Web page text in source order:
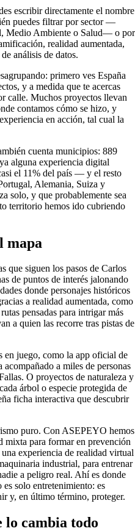
escribir directamente el nombre
puedes filtrar por sector —
Medio Ambiente o Salud— o por
realidad aumentada,
análisis de datos.
primero ves España
y a medida que te acercas
calle. Muchos proyectos llevan
contamos cómo se hizo, y
en acción, tal cual la
cuenta municipios: 889
alguna experiencia digital
el 11% del país — y el resto
Alemania, Suiza y
solo, y que probablemente sea
territorio hemos ido cubriendo
mapa
que siguen los pasos de Carlos
de puntos de interés jalonando
donde personajes históricos
a realidad aumentada, como
pensadas para intrigar más
a quien las recorre tras pistas de
en juego, como la app oficial de
a miles de personas
O proyectos de naturaleza y
árbol o especie protegida de
ficha interactiva que descubrir
puro. Con ASEPEYO hemos
mixta para formar en prevención
experiencia de realidad virtual
industrial, para entrenar
a peligro real. Ahí es donde
es solo entretenimiento: es
y, en último término, proteger.
lo cambia todo